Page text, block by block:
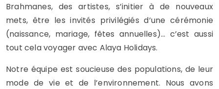
Brahmanes, des artistes, s’initier à de nouveaux
mets, être les invités privilégiés d’une cérémonie
(naissance, mariage, fêtes annuelles)… c’est aussi
tout cela voyager avec Alaya Holidays.
Notre équipe est soucieuse des populations, de leur
mode de vie et de l’environnement. Nous avons